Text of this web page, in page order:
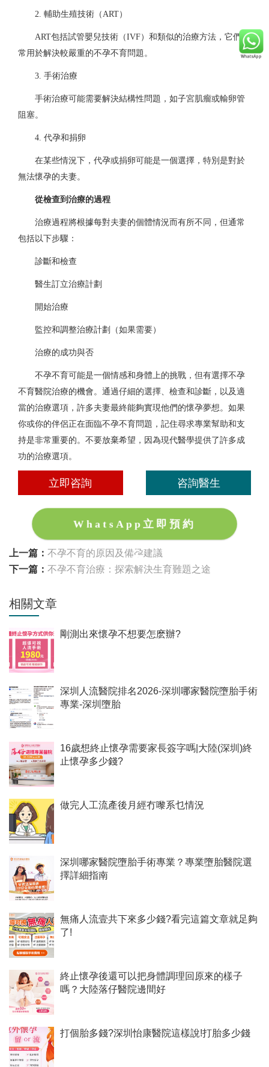
2. 輔助生殖技術（ART）
ART包括試管嬰兒技術（IVF）和類似的治療方法，它們通
常用於解決較嚴重的不孕不育問題。
3. 手術治療
手術治療可能需要解決結構性問題，如子宮肌瘤或輸卵管
阻塞。
4. 代孕和捐卵
在某些情況下，代孕或捐卵可能是一個選擇，特別是對於
無法懷孕的夫妻。
從檢查到治療的過程
治療過程將根據每對夫妻的個體情況而有所不同，但通常
包括以下步驟：
診斷和檢查
醫生訂立治療計劃
開始治療
監控和調整治療計劃（如果需要）
治療的成功與否
不孕不育可能是一個情感和身體上的挑戰，但有選擇不孕
不育醫院治療的機會。通過仔細的選擇、檢查和診斷，以及適
當的治療選項，許多夫妻最終能夠實現他們的懷孕夢想。如果
你或你的伴侶正在面臨不孕不育問題，記住尋求專業幫助和支
持是非常重要的。不要放棄希望，因為現代醫學提供了許多成
功的治療選項。
立即咨詢 咨詢醫生
WhatsApp立即預約
上一篇： 不孕不育的原因及備孕建議
下一篇： 不孕不育治療：探索解決生育難題之途
相關文章
剛測出來懷孕不想要怎麽辦?
深圳人流醫院排名2026-深圳哪家醫院墮胎手術
專業-深圳墮胎
16歲想終止懷孕需要家長簽字嗎|大陸(深圳)終
止懷孕多少錢?
做完人工流產後月經冇嚟系乜情況
深圳哪家醫院墮胎手術專業？專業墮胎醫院選
擇詳細指南
無痛人流壹共下來多少錢?看完這篇文章就足夠
了!
終止懷孕後還可以把身體調理回原來的樣子
嗎？大陸落仔醫院邊間好
打個胎多錢?深圳怡康醫院這樣說!打胎多少錢